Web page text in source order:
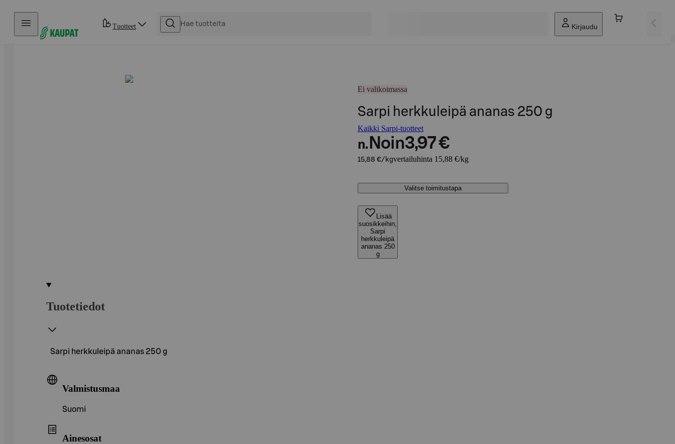
Hyppää sisältöön
Tuotteet Kirjaudu
Ei valikoimassa
Sarpi herkkuleipä ananas 250 g
Kaikki Sarpi-tuotteet
n. Noin3,97 €
15,88 €/kgvertailuhinta 15,88 €/kg
Valitse toimitustapa
Lisää
suosikkeihin,
Sarpi
herkkuleipä
ananas 250
g
Tuotetiedot
Sarpi herkkuleipä ananas 250 g
Valmistusmaa
Suomi
Ainesosat